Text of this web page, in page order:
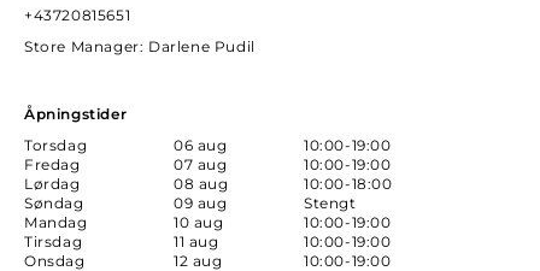
+43720815651
Store Manager: Darlene Pudil
Åpningstider
Torsdag
06 aug
10:00-19:00
Fredag
07 aug
10:00-19:00
Lørdag
08 aug
10:00-18:00
Søndag
09 aug
Stengt
Mandag
10 aug
10:00-19:00
Tirsdag
11 aug
10:00-19:00
Onsdag
12 aug
10:00-19:00